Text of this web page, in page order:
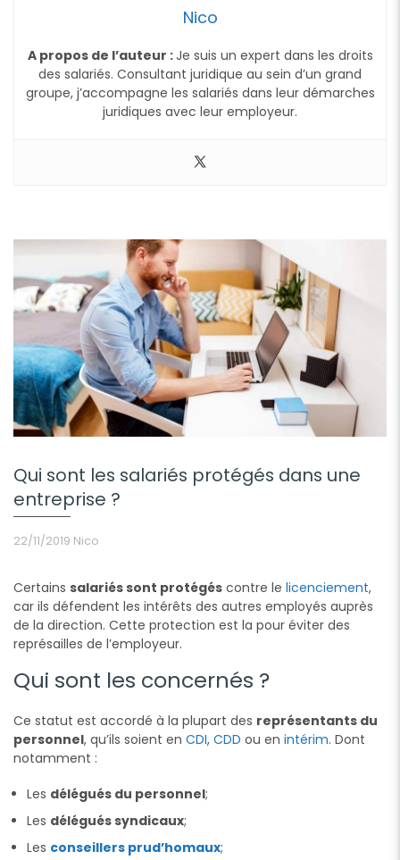
Nico
A propos de l’auteur :Je suis un expert dans les droits
des salariés. Consultant juridique au sein d’un grand
groupe, j’accompagne les salariés dans leur démarches
juridiques avec leur employeur.
Qui sont les salariés protégés dans une
entreprise ?
22/11/2019 Nico
Certains salariés sont protégés contre le licenciement,
car ils défendent les intérêts des autres employés auprès
de la direction. Cette protection est la pour éviter des
représailles de l’employeur.
Qui sont les concernés ?
Ce statut est accordé à la plupart des représentants du
personnel, qu’ils soient en CDI, CDD ou en intérim. Dont
notamment :
Les délégués du personnel;
Les délégués syndicaux;
Les conseillers prud’homaux;